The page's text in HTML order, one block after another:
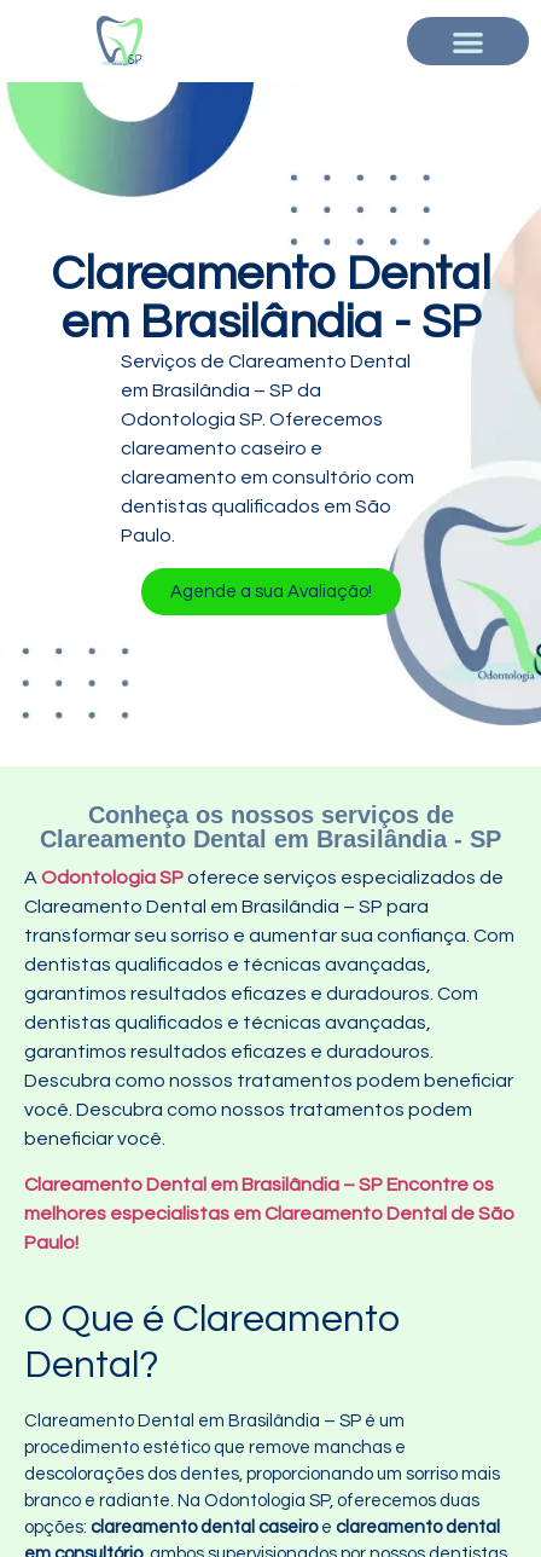
Clareamento Dental
em Brasilândia - SP
Serviços de Clareamento Dental
em Brasilândia – SP da
Odontologia SP. Oferecemos
clareamento caseiro e
clareamento em consultório com
dentistas qualificados em São
Paulo.
Agende a sua Avaliação!
Conheça os nossos serviços de
Clareamento Dental em Brasilândia - SP
A Odontologia SPoferece serviços especializados de
Clareamento Dental em Brasilândia – SP para
transformar seu sorriso e aumentar sua confiança. Com
dentistas qualificados e técnicas avançadas,
garantimos resultados eficazes e duradouros. Com
dentistas qualificados e técnicas avançadas,
garantimos resultados eficazes e duradouros.
Descubra como nossos tratamentos podem beneficiar
você. Descubra como nossos tratamentos podem
beneficiar você.
Clareamento Dental em Brasilândia – SP Encontre os
melhores especialistas em Clareamento Dental de São
Paulo!
O Que é Clareamento
Dental?
Clareamento Dental em Brasilândia – SP é um
procedimento estético que remove manchas e
descolorações dos dentes, proporcionando um sorriso mais
branco e radiante. Na Odontologia SP, oferecemos duas
opções: clareamento dental caseiroe clareamento dental